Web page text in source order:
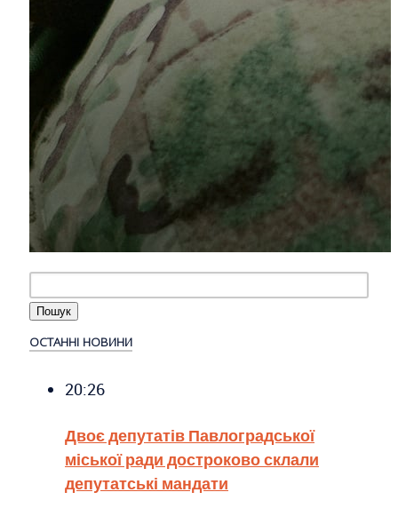
ОСТАННІ НОВИНИ
20:26
Двоє депутатів Павлоградської
міської ради достроково склали
депутатські мандати